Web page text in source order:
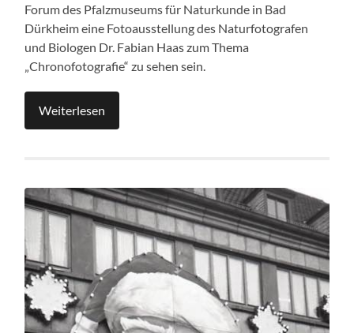
Forum des Pfalzmuseums für Naturkunde in Bad
Dürkheim eine Fotoausstellung des Naturfotografen
und Biologen Dr. Fabian Haas zum Thema
„Chronofotografie“ zu sehen sein.
Weiterlesen